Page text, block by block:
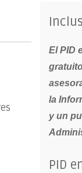
El PID
la
y un
PID